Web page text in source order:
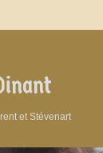
et Stévenart